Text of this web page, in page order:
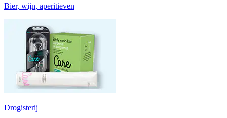
Bier, wijn, aperitieven
Drogisterij